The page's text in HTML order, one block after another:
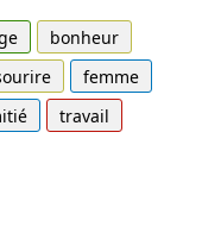
bonheur
femme
travail